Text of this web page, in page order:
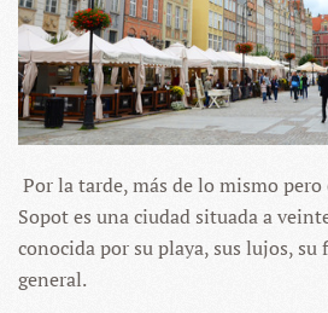
Por la tarde, más de lo mismo pero
Sopot es una ciudad situada a
conocida por su playa, sus lujos, su
general.